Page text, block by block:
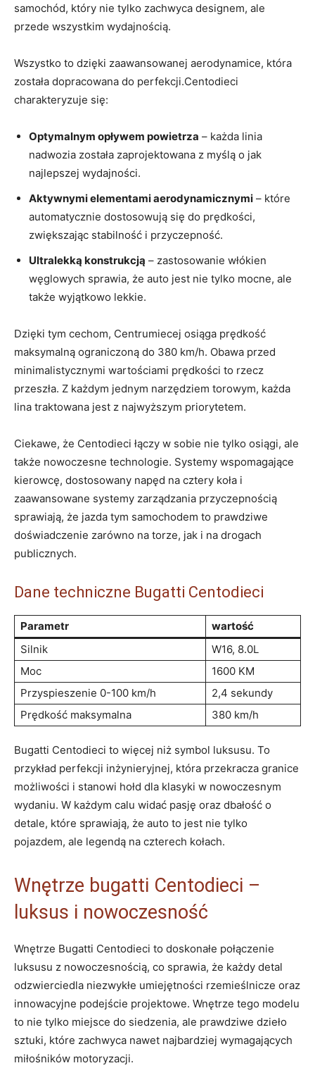
samochód, który nie ⁤tylko zachwyca designem, ale
przede wszystkim wydajnością.
Wszystko to dzięki zaawansowanej aerodynamice,‍ która
‍została ⁤dopracowana do perfekcji.Centodieci
charakteryzuje się:
Optymalnym⁤ opływem powietrza – każda linia‍
nadwozia została zaprojektowana z myślą o jak
najlepszej wydajności.
Aktywnymi elementami aerodynamicznymi – które
automatycznie dostosowują się do prędkości,
zwiększając stabilność i przyczepność.
Ultralekką​ konstrukcją – zastosowanie włókien‌
węglowych sprawia, że auto jest ​nie tylko mocne, ale
także wyjątkowo ‌lekkie.
Dzięki tym‌ cechom, Centrumiecej osiąga prędkość
maksymalną ⁤ograniczoną do 380 km/h. Obawa przed
minimalistycznymi wartościami prędkości to rzecz ​
przeszła. Z każdym jednym narzędziem torowym, każda
lina traktowana jest z najwyższym priorytetem.
Ciekawe, że Centodieci łączy ⁤w‌ sobie⁤ nie‌ tylko osiągi, ale
⁤także nowoczesne⁣ technologie. Systemy ⁤wspomagające
kierowcę, dostosowany napęd‍ na cztery koła i‍
zaawansowane systemy zarządzania przyczepnością
sprawiają, że jazda tym samochodem⁣ to prawdziwe⁤
doświadczenie zarówno na torze, jak⁣ i na drogach
publicznych.
Dane techniczne Bugatti Centodieci
Parametr
wartość
Silnik
W16, 8.0L
Moc
1600 KM
Przyspieszenie ‌0-100 km/h
2,4 sekundy
Prędkość maksymalna
380 km/h
Bugatti Centodieci to więcej niż symbol luksusu. To
przykład perfekcji inżynieryjnej, która‌ przekracza granice
możliwości i stanowi hołd dla klasyki w nowoczesnym
wydaniu. W⁢ każdym ​calu widać pasję⁤ oraz dbałość o
detale, które sprawiają, że auto to jest nie tylko
pojazdem, ale ⁤legendą ⁣na czterech kołach.
Wnętrze bugatti Centodieci‍ –
luksus i nowoczesność
Wnętrze Bugatti⁢ Centodieci to doskonałe‍ połączenie
luksusu z nowoczesnością, co sprawia, że każdy‍ detal
odzwierciedla niezwykłe⁤ umiejętności rzemieślnicze oraz
innowacyjne podejście projektowe. Wnętrze tego modelu
to nie ​tylko miejsce do siedzenia, ale prawdziwe dzieło
sztuki, które zachwyca nawet najbardziej wymagających
miłośników motoryzacji.